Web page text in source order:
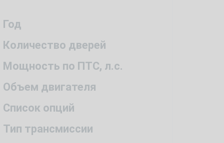
Год
Количество дверей
Мощность по ПТС, л.с.
Объем двигателя
Список опций
Тип трансмиссии